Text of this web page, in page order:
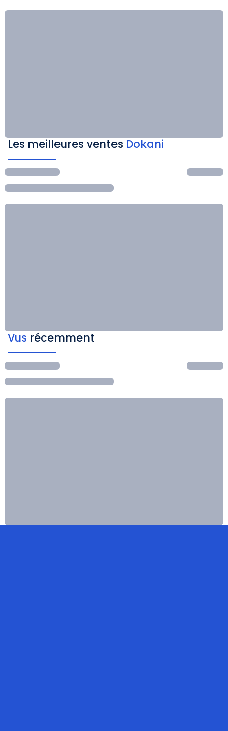
Les meilleures ventes Dokani
Vus récemment